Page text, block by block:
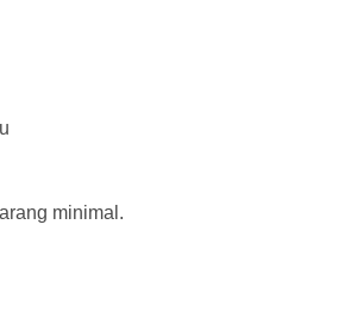
minimal.